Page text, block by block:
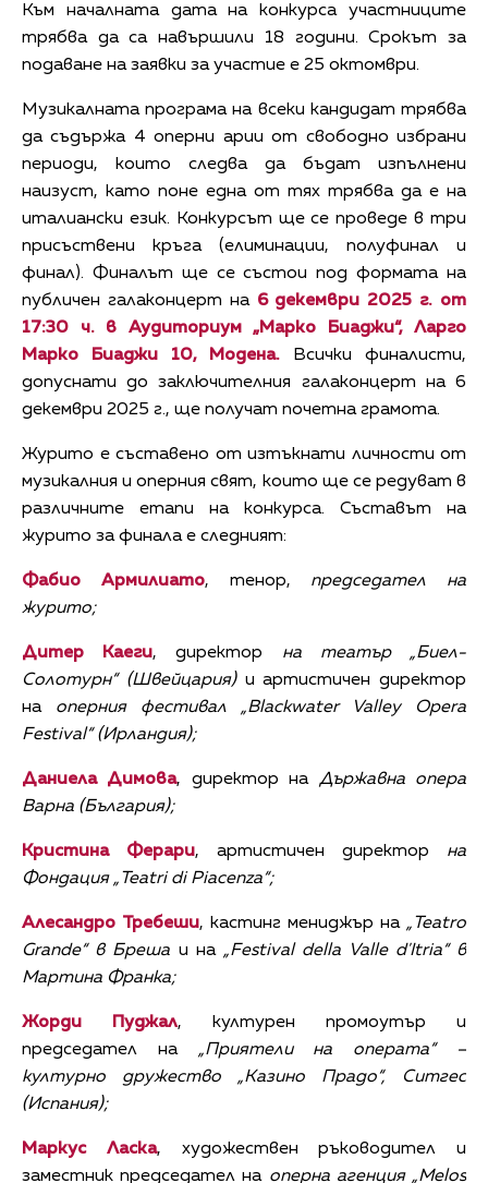
Към началната дата на конкурса участниците
трябва да са навършили 18 години. Срокът за
подаване на заявки за участие е 25 октомври.
Музикалната програма на всеки кандидат трябва
да съдържа 4 оперни арии от свободно избрани
периоди, които следва да бъдат изпълнени
наизуст, като поне една от тях трябва да е на
италиански език. Конкурсът ще се проведе в три
присъствени кръга (елиминации, полуфинал и
финал). Финалът ще се състои под формата на
публичен галаконцерт на 6 декември 2025 г. от
17:30 ч. в Аудиториум „Марко Биаджи“, Ларго
Марко Биаджи 10, Модена.
Всички финалисти,
допуснати до заключителния галаконцерт на 6
декември 2025 г., ще получат почетна грамота.
Журито е съставено от изтъкнати личности от
музикалния и оперния свят, които ще се редуват в
различните етапи на конкурса. Съставът на
журито за финала е следният:
Фабио Армилиато, тенор, председател на
журито;
Дитер Каеги, директор на театър „Биел-
Солотурн“ (Швейцария)и артистичен директор
на оперния фестивал „Blackwater Valley Opera
Festival“ (Ирландия);
Даниела Димова, директор на Държавна опера
Варна (България);
Кристина Ферари, артистичен директор на
Фондация „Teatri di Piacenza“;
Алесандро Требеши, кастинг мениджър на „Teatro
Grande“ в Бреша и на „Festival della Valle d'Itria“ в
Мартина Франка;
Жорди Пуджал, културен промоутър и
председател на „Приятели на операта“ –
културно дружество „Казино Прадо“, Ситгес
(Испания);
Маркус Ласка, художествен ръководител и
заместник председател на оперна агенция „Melos